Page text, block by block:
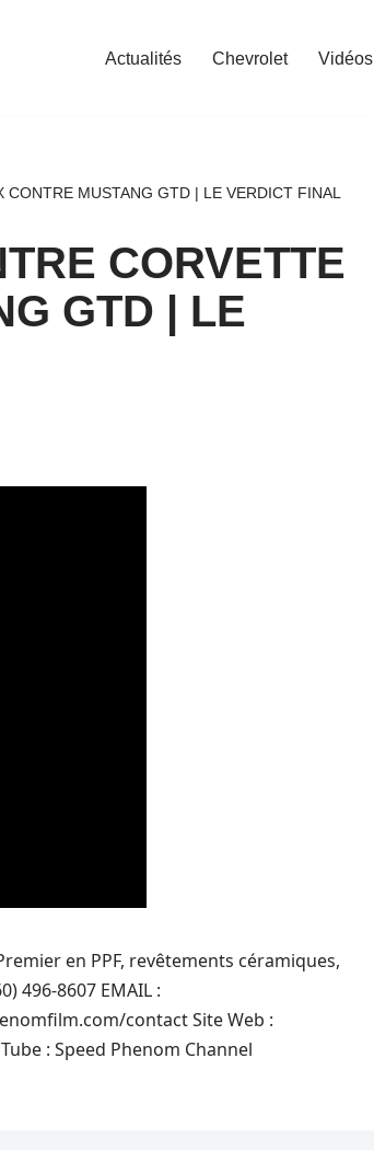
Actualités Chevrolet Vidéos
MUSTANG GTD | LE VERDICT FINAL
CORVETTE
GTD | LE
en PPF, revêtements céramiques,
496-8607 EMAIL :
contact Site Web :
: Speed ​​Phenom Channel